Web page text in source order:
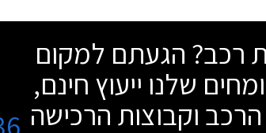
וחזקים.
רכב? הגעתם למקום
שלנו ייעוץ חינם,
וקבוצות הרכישה